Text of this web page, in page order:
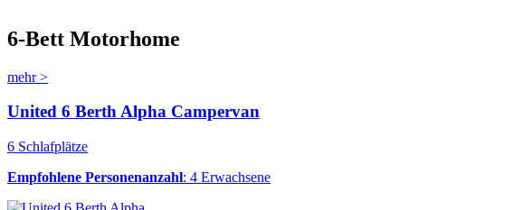
6-Bett Motorhome
mehr >
United 6 Berth Alpha Campervan
6 Schlafplätze
Empfohlene Personenanzahl: 4 Erwachsene